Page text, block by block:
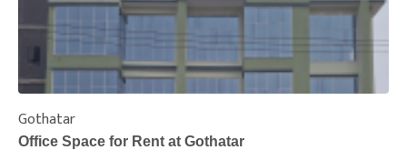
Gothatar
Office Space for Rent at Gothatar